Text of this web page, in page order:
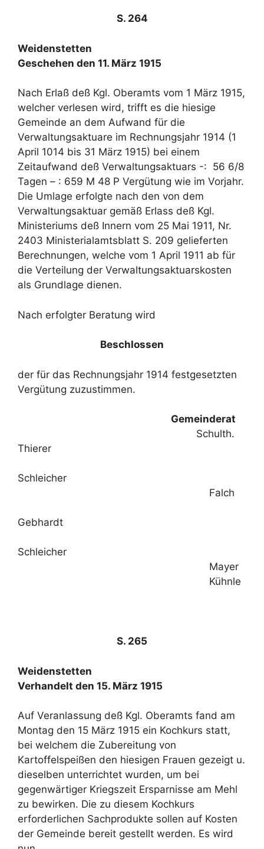
S. 264
Weidenstetten
Geschehen den 11. März 1915
Nach Erlaß deß Kgl. Oberamts vom 1 März 1915,
welcher verlesen wird, trifft es die hiesige
Gemeinde an dem Aufwand für die
Verwaltungsaktuare im Rechnungsjahr 1914 (1
April 1014 bis 31 März 1915) bei einem
Zeitaufwand deß Verwaltungsaktuars -: 56 6/8
Tagen – : 659 M 48 P Vergütung wie im Vorjahr.
Die Umlage erfolgte nach den von dem
Verwaltungsaktuar gemäß Erlass deß Kgl.
Ministeriums deß Innern vom 25 Mai 1911, Nr.
2403 Ministerialamtsblatt S. 209 gelieferten
Berechnungen, welche vom 1 April 1911 ab für
die Verteilung der Verwaltungsaktuarskosten
als Grundlage dienen.
Nach erfolgter Beratung wird
Beschlossen
der für das Rechnungsjahr 1914 festgesetzten
Vergütung zuzustimmen.
Gemeinderat
Schulth.
Thierer
Schleicher
Falch
Gebhardt
Schleicher
Mayer
Kühnle
S. 265
Weidenstetten
Verhandelt den 15. März 1915
Auf Veranlassung deß Kgl. Oberamts fand am
Montag den 15 März 1915 ein Kochkurs statt,
bei welchem die Zubereitung von
Kartoffelspeißen den hiesigen Frauen gezeigt u.
dieselben unterrichtet wurden, um bei
gegenwärtiger Kriegszeit Ersparnisse am Mehl
zu bewirken. Die zu diesem Kochkurs
erforderlichen Sachprodukte sollen auf Kosten
der Gemeinde bereit gestellt werden. Es wird